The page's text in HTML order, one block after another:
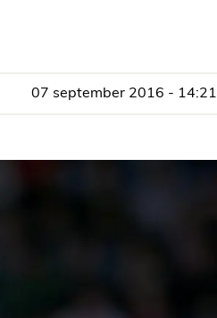
07 september 2016 - 14:21